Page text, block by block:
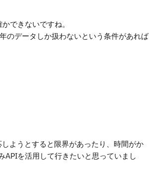
できないですね。
のデータしか扱わないという条件があれば
ようとすると限界があったり、時間がか
APIを活用して行きたいと思っていまし